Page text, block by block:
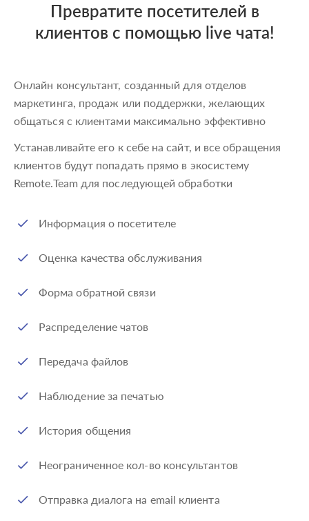
Превратите посетителей в
клиентов с помощью live чата!
Онлайн консультант, созданный для отделов
маркетинга, продаж или поддержки, желающих
общаться с клиентами максимально эффективно
Устанавливайте его к себе на сайт, и все обращения
клиентов будут попадать прямо в экосистему
Remote.Team для последующей обработки
Информация о посетителе
Оценка качества обслуживания
Форма обратной связи
Распределение чатов
Передача файлов
Наблюдение за печатью
История общения
Неограниченное кол-во консультантов
Отправка диалога на email клиента